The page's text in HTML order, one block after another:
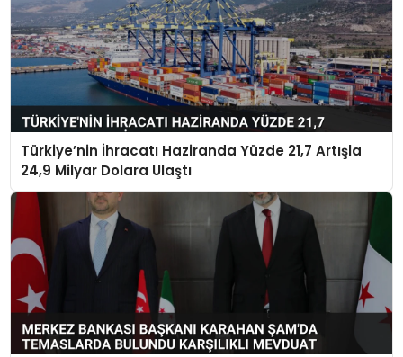
Türkiye’nin İhracatı Haziranda Yüzde 21,7 Artışla
24,9 Milyar Dolara Ulaştı